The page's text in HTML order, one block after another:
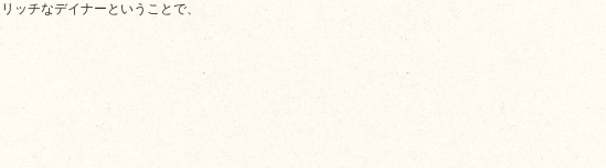
チなデイナーということで、